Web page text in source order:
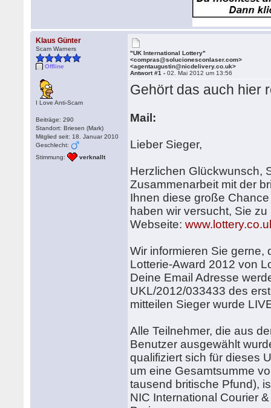
Klaus Günter
Scam Warners
Offline
I Love Anti-Scam
Beiträge: 290
Standort: Briesen (Mark)
Mitglied seit: 18. Januar 2010
Geschlecht:
Stimmung:
verknallt
"UK International Lottery"
<compras@solucionesconlaser.com>
<agentaugustin@nicdelivery.co.uk>
Antwort #1 -02. Mai 2012 um 13:56
Gehört das auch hier
Mail:
Lieber Sieger,
Herzlichen Glückwunsch,
Zusammenarbeit mit der
Ihnen diese große
haben wir versucht, Sie
Webseite:
Wir informieren Sie gerne,
Lotterie-Award 2012 von
Deine Email Adresse
UKL/2012/033433 des
mitteilen Sieger wurde
Alle Teilnehmer, die aus
Benutzer ausgewählt
qualifiziert sich für dieses
um eine Gesamtsumme
tausend britische Pfund),
NIC International Courier